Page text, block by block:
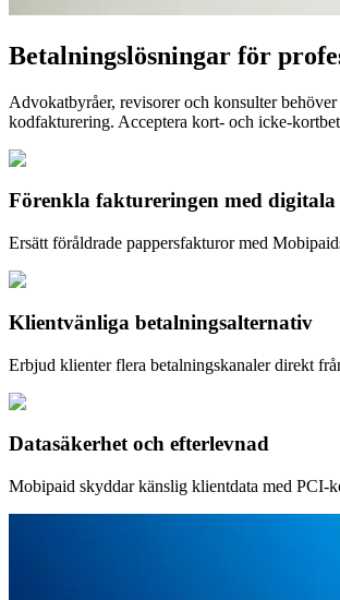
Betalningslösningar för
Advokatbyråer, revisorer och konsulter
kodfakturering. Acceptera kort- och icke-
Förenkla faktureringen med
Ersätt föråldrade pappersfakturor med
Klientvänliga betalningsalternativ
Erbjud klienter flera betalningskanaler direkt
Datasäkerhet och efterlevnad
Mobipaid skyddar känslig klientdata med PCI-